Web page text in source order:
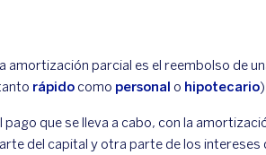
amortización parcial es el reembolso de
rápidocomo personal o hipotecario
pago que se lleva a cabo, con la
del capital y otra parte de los intereses